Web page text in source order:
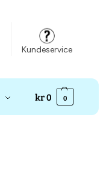
Kundeservice
kr0 0